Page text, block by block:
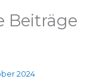
Beiträge
2024